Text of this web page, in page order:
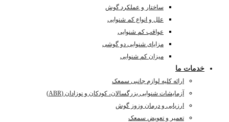
ساختار و عملکرد گوش
علل و انواع کم شنوایی
عواقب کم شنوایی
مزایای شنوایی دو گوشی
میزان کم شنوایی
خدمات ما
ارائه کلیه لوازم جانبی سمعک
آزمایشات شنوایی بزرگسالان، کودکان و نوزادان (ABR)
ارزیابی و درمان وزوز گوش
تعمیر و تعویض سمعک